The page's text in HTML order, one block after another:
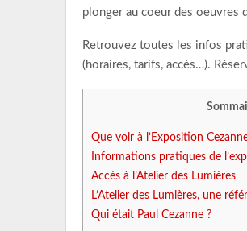
plonger au coeur des oeuvres
Retrouvez toutes les infos
(horaires, tarifs, accès…).
Que voir à l’Exposition
Informations pratiques de
Accès à l’Atelier des Lumières
L’Atelier des Lumières, une
Qui était Paul Cezanne ?